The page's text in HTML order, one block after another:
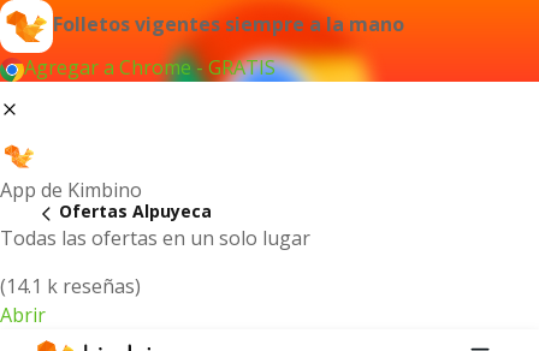
Folletos vigentes siempre a la mano
Agregar a Chrome - GRATIS
App de Kimbino
Todas las ofertas en un solo lugar
(14.1 k reseñas)
Abrir
Ofertas Alpuyeca